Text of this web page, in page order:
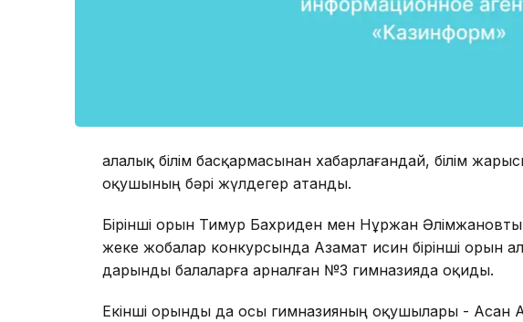
Қалалық білім басқармасынан хабарлағандай, білім
оқушының бәрі жүлдегер атанды.
Бірінші орын Тимур Бахриден мен Нұржан
жеке жобалар конкурсында Азамат Қисин бірінші орын
дарынды балаларға арналған №3 гимназияда оқиды.
Екінші орынды да осы гимназияның оқушылары - Асан